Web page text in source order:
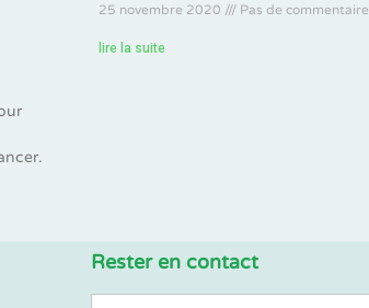
25 novembre 2020 Pas de commentaire
lire la suite
Rester en contact